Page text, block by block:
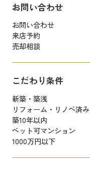
お問い合わせ
お問い合わせ
来店予約
売却相談
こだわり条件
新築・築浅
リフォーム・リノベ済み
築10年以内
ペット可マンション
1000万円以下